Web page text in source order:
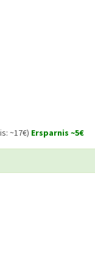
~17€) Ersparnis ~5€